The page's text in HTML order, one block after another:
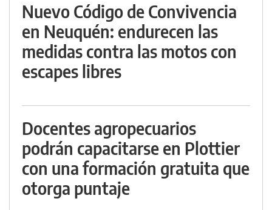
Nuevo Código de Convivencia
en Neuquén: endurecen las
medidas contra las motos con
escapes libres
Docentes agropecuarios
podrán capacitarse en Plottier
con una formación gratuita que
otorga puntaje